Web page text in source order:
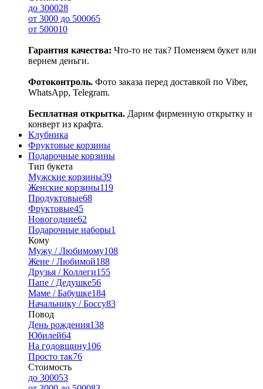
до 300028
от 3000 до 500065
от 500010
Гарантия качества: Что-то не так? Поменяем букет или
вернем деньги.
Фотоконтроль. Фото заказа перед доставкой по Viber,
WhatsApp, Telegram.
Бесплатная открытка. Дарим фирменную открытку и
конверт из крафта.
Клубника
Фруктовые корзины
Подарочные корзины
Тип букета
Мужские корзины39
Женские корзины119
Продуктовые68
Фруктовые45
Новогодние62
Подарочные наборы1
Кому
Мужу / Любимому108
Жене / Любимой188
Друзья / Коллеги155
Папе / Дедушке56
Маме / Бабушке184
Начальнику / Боссу83
Повод
День рождения138
Юбилей64
На годовщину106
Просто так76
Стоимость
до 300053